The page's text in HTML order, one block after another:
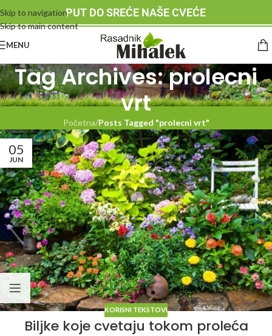
Skip to navigation
Skip to main content
PUT DO SREĆE NAŠE CVEĆE
MENU
Tag Archives: prolecni
vrt
Početna/Posts Tagged "prolecni vrt"
05
JUN
KORISNI TEKSTOVI
Biljke koje cvetaju tokom proleća